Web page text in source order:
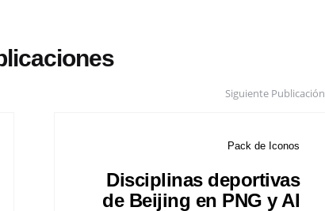
Siguiente Publicación
Pack de Iconos
Disciplinas deportivas
de Beijing en PNG y AI